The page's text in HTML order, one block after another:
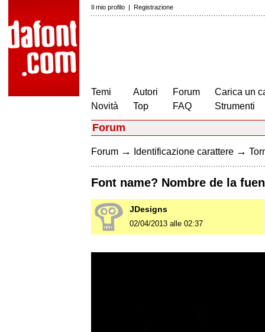
Il mio profilo | Registrazione
Temi
Novità
Autori
Top
Forum
FAQ
Carica un
Strumenti
Forum
Forum → Identificazione carattere →
Font name? Nombre de la
JDesigns
02/04/2013 alle 02:37